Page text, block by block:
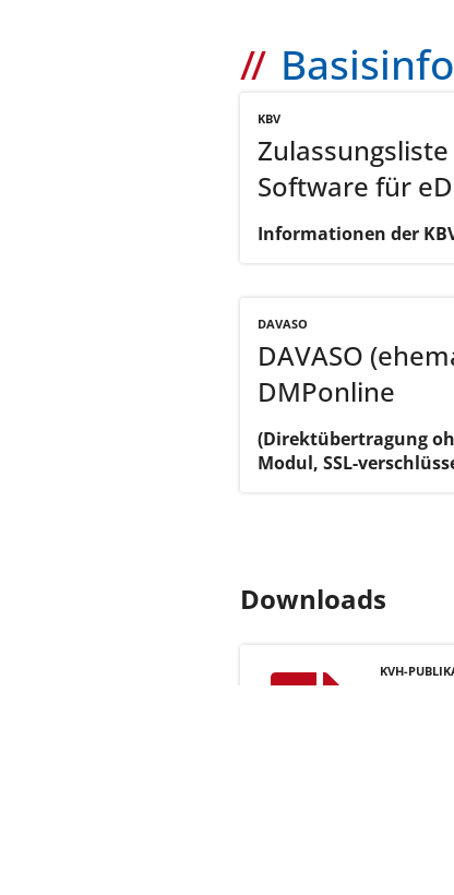
KBV
Software für
Informationen der
DAVASO
DAVASO
DMPonline
(Direktübertragung
Modul, SSL-
Downloads
KVH-